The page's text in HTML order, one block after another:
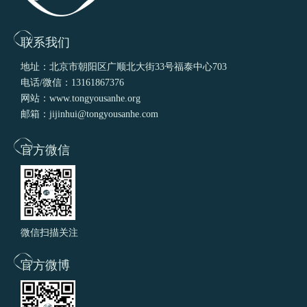
联系我们
地址：北京市朝阳区广顺北大街33号福泰中心703
电话/微信：13161867376
网站：www.tongyousanhe.org
邮箱：jijinhui@tongyousanhe.com
官方微信
微信扫描关注
官方微博